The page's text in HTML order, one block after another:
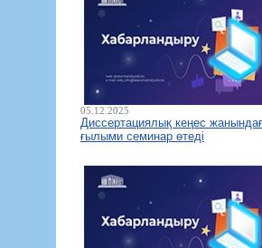
05.12.2025
Диссертациялық кеңес
ғылыми семинар өтеді